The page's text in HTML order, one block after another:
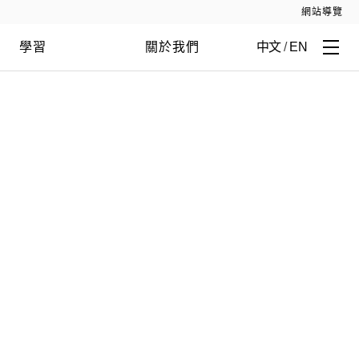
網站導覽
學習 關於我們 中文 / EN